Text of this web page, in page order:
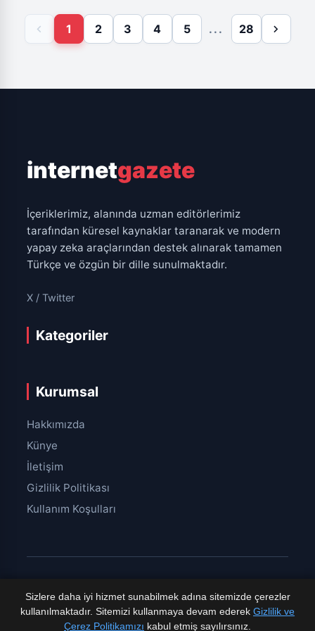
gelecekteki potansiyel felaketlere karşı hazırlıkta
hayati rol oynayacağını belirtiyor. Ancak 21. yüzyılın
sonlarına doğru belirsizliğin artacağı ve IPCC'nin
chevron_left 1 2 3 4 5 ... 28 chevron_right
internetgazete
İçeriklerimiz, alanında uzman editörlerimiz
tarafından küresel kaynaklar taranarak ve modern
yapay zeka araçlarından destek alınarak tamamen
Türkçe ve özgün bir dille sunulmaktadır.
X / Twitter
Kategoriler
Kurumsal
Hakkımızda
Künye
İletişim
Gizlilik Politikası
Kullanım Koşulları
© 2026 internetgazete.com.tr.Tüm hakları saklıdır. Bu
sitedeki içerikler kaynak gösterilmeden kopyalanamaz. |
Tasarım Yazılım
Sizlere daha iyi hizmet sunabilmek adına sitemizde çerezler
kullanılmaktadır. Sitemizi kullanmaya devam ederek Gizlilik ve
Çerez Politikamızı kabul etmiş sayılırsınız.